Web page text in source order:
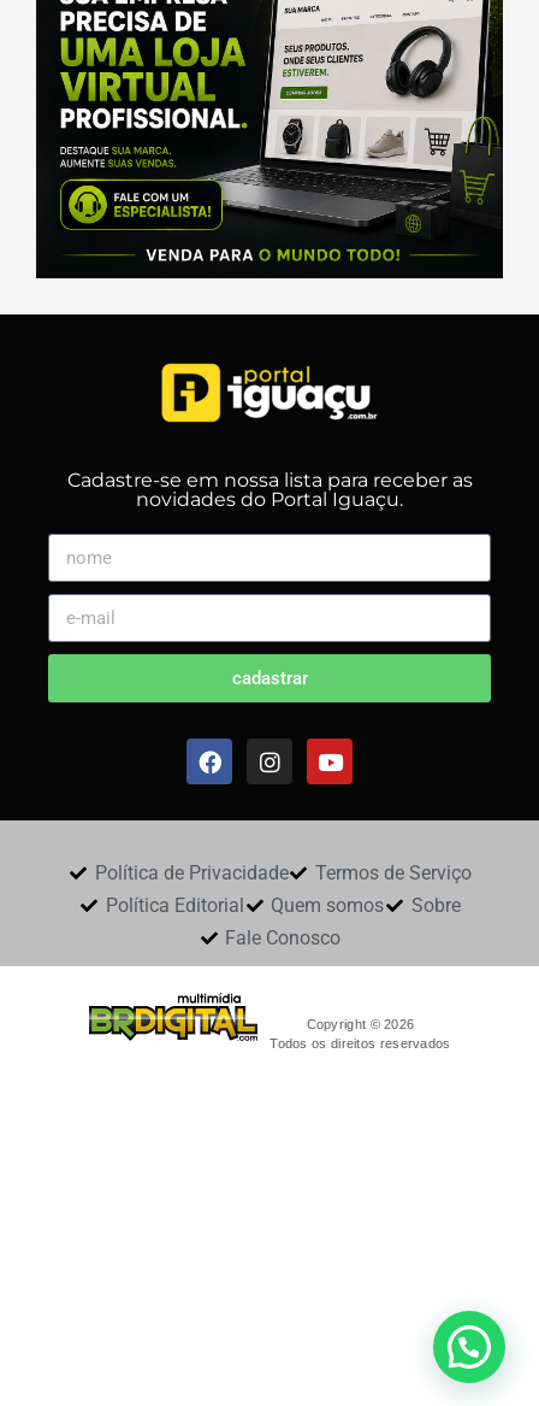
Cadastre-se em nossa lista para receber as
novidades do Portal Iguaçu.
cadastrar
Política de Privacidade
Termos de Serviço
Política Editorial
Quem somos
Sobre
Fale Conosco
Copyright © 2026
Todos os direitos reservados